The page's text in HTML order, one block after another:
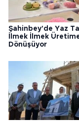
Şahinbey'de Yaz
İlmek İlmek
Dönüşüyor